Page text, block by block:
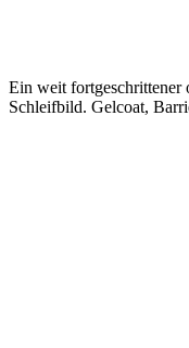
Ein weit fortgeschrittener
Schleifbild. Gelcoat,